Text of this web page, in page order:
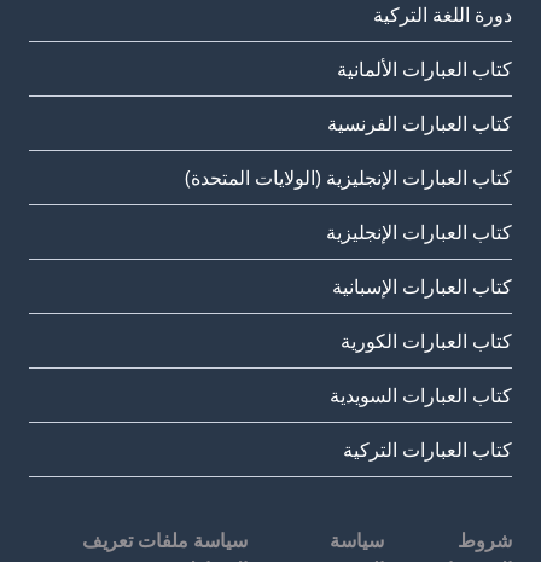
دورة اللغة التركية
كتاب العبارات الألمانية
كتاب العبارات الفرنسية
كتاب العبارات الإنجليزية (الولايات المتحدة)
كتاب العبارات الإنجليزية
كتاب العبارات الإسبانية
كتاب العبارات الكورية
كتاب العبارات السويدية
كتاب العبارات التركية
شروط
سياسة
سياسة ملفات تعريف